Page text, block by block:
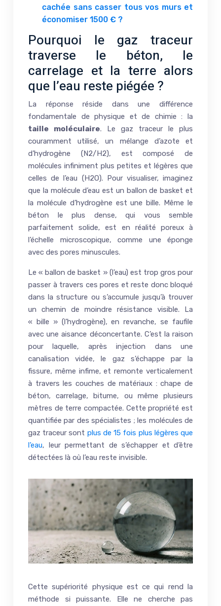
cachée sans casser tous vos murs et
économiser 1500 € ?
Pourquoi le gaz traceur
traverse le béton, le
carrelage et la terre alors
que l’eau reste piégée ?
La réponse réside dans une différence
fondamentale de physique et de chimie : la
taille moléculaire. Le gaz traceur le plus
couramment utilisé, un mélange d’azote et
d’hydrogène (N2/H2), est composé de
molécules infiniment plus petites et légères que
celles de l’eau (H2O). Pour visualiser, imaginez
que la molécule d’eau est un ballon de basket et
la molécule d’hydrogène est une bille. Même le
béton le plus dense, qui vous semble
parfaitement solide, est en réalité poreux à
l’échelle microscopique, comme une éponge
avec des pores minuscules.
Le « ballon de basket » (l’eau) est trop gros pour
passer à travers ces pores et reste donc bloqué
dans la structure ou s’accumule jusqu’à trouver
un chemin de moindre résistance visible. La
« bille » (l’hydrogène), en revanche, se faufile
avec une aisance déconcertante. C’est la raison
pour laquelle, après injection dans une
canalisation vidée, le gaz s’échappe par la
fissure, même infime, et remonte verticalement
à travers les couches de matériaux : chape de
béton, carrelage, bitume, ou même plusieurs
mètres de terre compactée. Cette propriété est
quantifiée par des spécialistes ; les molécules de
gaz traceur sont plus de 15 fois plus légères que
l’eau, leur permettant de s’échapper et d’être
détectées là où l’eau reste invisible.
Cette supériorité physique est ce qui rend la
méthode si puissante. Elle ne cherche pas